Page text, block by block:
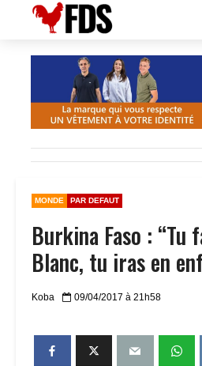
MONDE PAR DEFAUT
Burkina Faso : “Tu
Blanc, tu iras en
Koba 09/04/2017 à 21h58